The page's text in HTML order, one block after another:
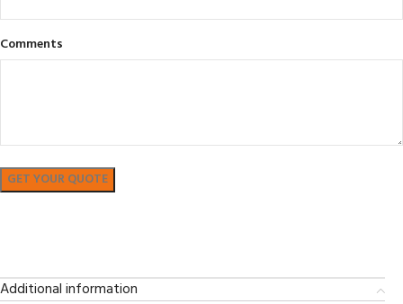
Comments
Additional information